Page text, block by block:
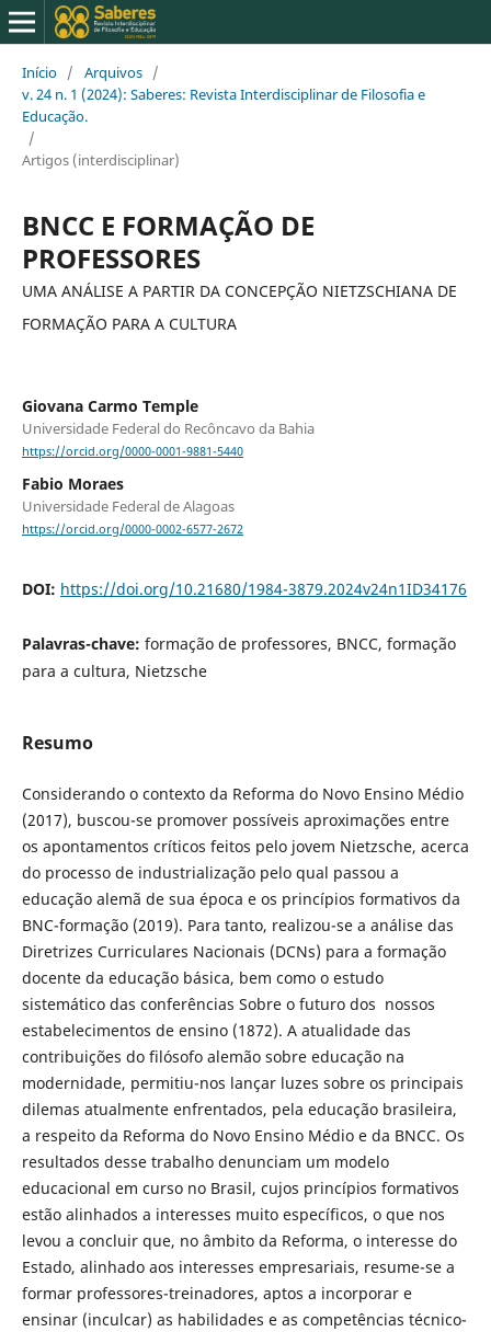
Início / Arquivos /
v. 24 n. 1 (2024): Saberes: Revista Interdisciplinar de Filosofia e
Educação.
/
Artigos (interdisciplinar)
BNCC E FORMAÇÃO DE
PROFESSORES
UMA ANÁLISE A PARTIR DA CONCEPÇÃO NIETZSCHIANA DE
FORMAÇÃO PARA A CULTURA
Giovana Carmo Temple
Universidade Federal do Recôncavo da Bahia
https://orcid.org/0000-0001-9881-5440
Fabio Moraes
Universidade Federal de Alagoas
https://orcid.org/0000-0002-6577-2672
DOI: https://doi.org/10.21680/1984-3879.2024v24n1ID34176
Palavras-chave: formação de professores, BNCC, formação
para a cultura, Nietzsche
Resumo
Considerando o contexto da Reforma do Novo Ensino Médio
(2017), buscou-se promover possíveis aproximações entre
os apontamentos críticos feitos pelo jovem Nietzsche, acerca
do processo de industrialização pelo qual passou a
educação alemã de sua época e os princípios formativos da
BNC-formação (2019). Para tanto, realizou-se a análise das
Diretrizes Curriculares Nacionais (DCNs) para a formação
docente da educação básica, bem como o estudo
sistemático das conferências Sobre o futuro dos nossos
estabelecimentos de ensino (1872). A atualidade das
contribuições do filósofo alemão sobre educação na
modernidade, permitiu-nos lançar luzes sobre os principais
dilemas atualmente enfrentados, pela educação brasileira,
a respeito da Reforma do Novo Ensino Médio e da BNCC. Os
resultados desse trabalho denunciam um modelo
educacional em curso no Brasil, cujos princípios formativos
estão alinhados a interesses muito específicos, o que nos
levou a concluir que, no âmbito da Reforma, o interesse do
Estado, alinhado aos interesses empresariais, resume-se a
formar professores-treinadores, aptos a incorporar e
ensinar (inculcar) as habilidades e as competências técnico-